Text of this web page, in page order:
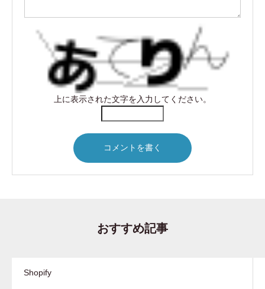
上に表示された文字を入力してください。
おすすめ記事
Shopify